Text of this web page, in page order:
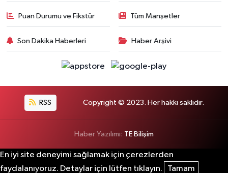
Puan Durumu ve Fikstür Tüm Manşetler
Son Dakika Haberleri Haber Arşivi
RSS Copyright © 2023. Her hakkı saklıdır.
Haber Yazılımı: TE Bilişim
En iyi site deneyimi sağlamak için çerezlerden
faydalanıyoruz. Detaylar için lütfen tıklayın.
Tamam